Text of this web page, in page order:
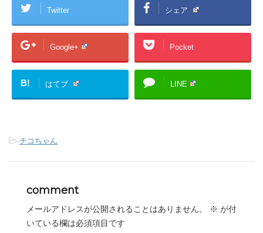
Twitter シェア
Google+ Pocket
B! はてブ LINE
-チコちゃん
comment
メールアドレスが公開されることはありません。 ※ が付
いている欄は必須項目です